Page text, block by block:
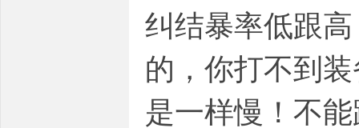
纠结暴率低跟
的，你打不到
是一样慢！不